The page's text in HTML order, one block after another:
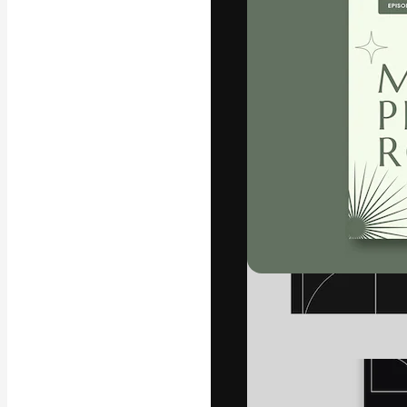
La
migliori lavori.
creativi,
Italiano
Copyright ©